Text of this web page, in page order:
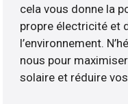
cela vous donne la
propre électricité et
l’environnement.
nous pour
solaire et réduire